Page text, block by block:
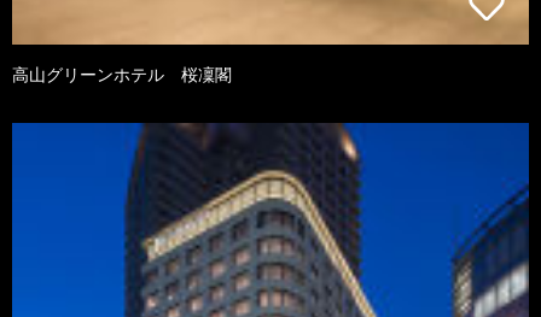
高山グリーンホテル 桜凜閣